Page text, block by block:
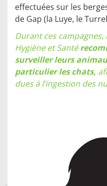
effectuées sur les
de Gap (la Luye, le
Durant ces campagnes,
Hygiène et Santé
surveiller leurs
particulier les chats,
dues à l’ingestion des